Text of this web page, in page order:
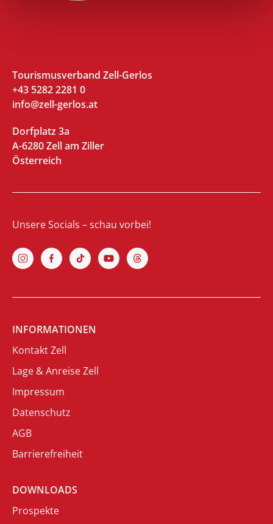
Tourismusverband Zell-Gerlos
+43 5282 2281 0
info@zell-gerlos.at
Dorfplatz 3a
A-6280 Zell am Ziller
Österreich
Unsere Socials – schau vorbei!
INFORMATIONEN
Kontakt Zell
Lage & Anreise Zell
Impressum
Datenschutz
AGB
Barrierefreiheit
DOWNLOADS
Prospekte